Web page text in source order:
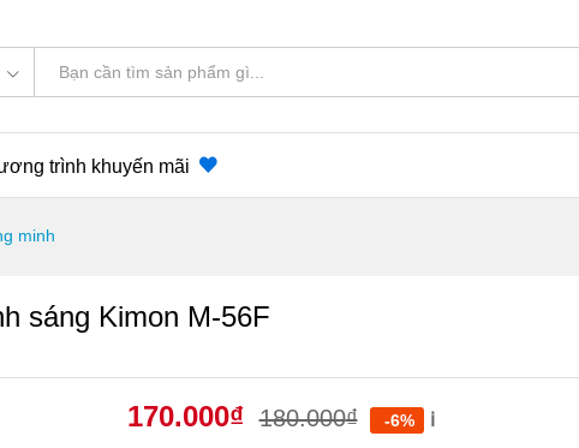
trình khuyến mãi
minh
sáng Kimon M-56F
170.000₫ 180.000₫ -6% ℹ️